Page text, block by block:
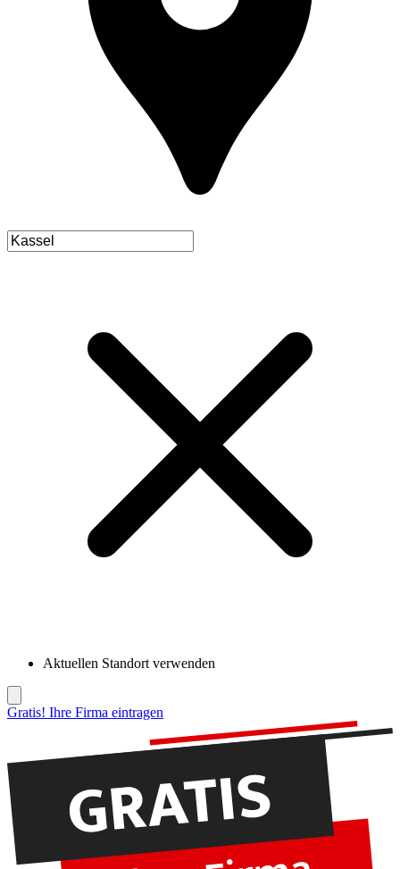
Aktuellen Standort verwenden
Gratis! Ihre Firma eintragen